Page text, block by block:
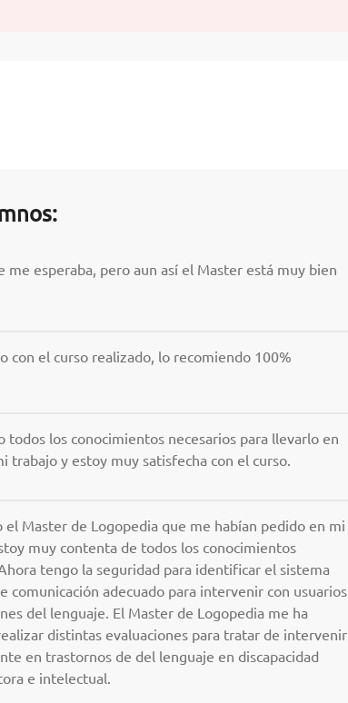
me esperaba, pero aun así el Master está muy bien
con el curso realizado, lo recomiendo 100%
todos los conocimientos necesarios para llevarlo en
trabajo y estoy muy satisfecha con el curso.
el Master de Logopedia que me habían pedido en mi
muy contenta de todos los conocimientos
tengo la seguridad para identificar el sistema
comunicación adecuado para intervenir con usuarios
del lenguaje. El Master de Logopedia me ha
distintas evaluaciones para tratar de intervenir
en trastornos de del lenguaje en discapacidad
e intelectual.